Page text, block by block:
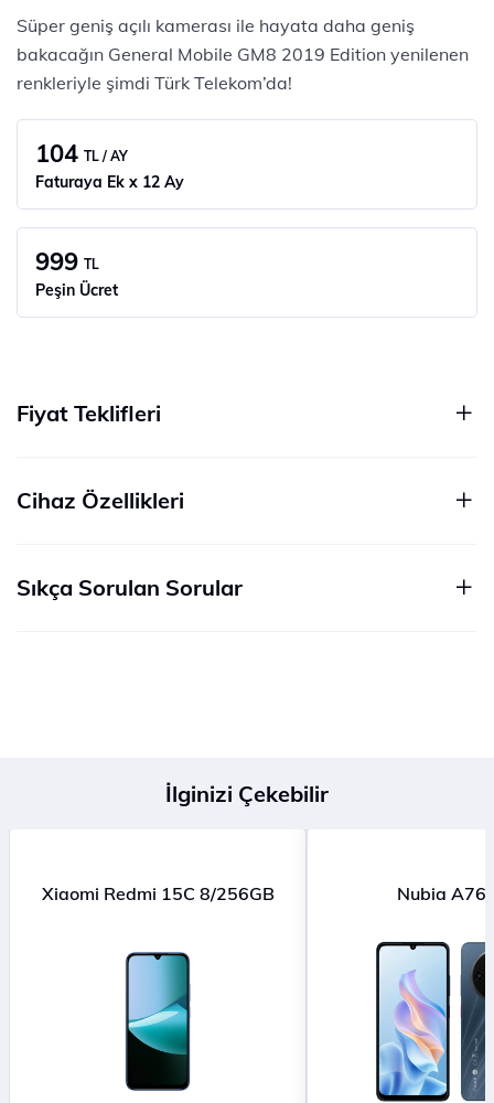
Süper geniş açılı kamerası ile hayata daha geniş
bakacağın General Mobile GM8 2019 Edition yenilenen
renkleriyle şimdi Türk Telekom’da!
104 TL / AY
Faturaya Ek x 12 Ay
999 TL
Peşin Ücret
Fiyat Teklifleri
Cihaz Özellikleri
Sıkça Sorulan Sorular
İlginizi Çekebilir
Xiaomi Redmi 15C 8/256GB Nubia A76